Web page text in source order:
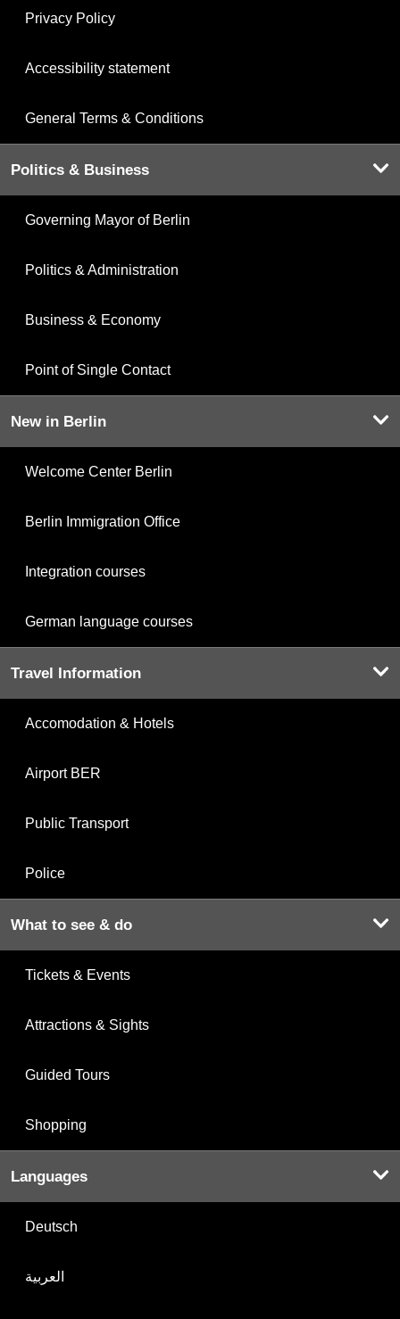
Privacy Policy
Accessibility statement
General Terms & Conditions
Politics & Business
Governing Mayor of Berlin
Politics & Administration
Business & Economy
Point of Single Contact
New in Berlin
Welcome Center Berlin
Berlin Immigration Office
Integration courses
German language courses
Travel Information
Accomodation & Hotels
Airport BER
Public Transport
Police
What to see & do
Tickets & Events
Attractions & Sights
Guided Tours
Shopping
Languages
Deutsch
العربية